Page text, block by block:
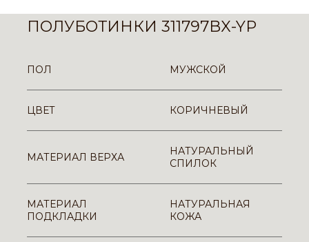
ПОЛУБОТИНКИ 311797BX-YP
ПОЛ МУЖСКОЙ
ЦВЕТ КОРИЧНЕВЫЙ
МАТЕРИАЛ ВЕРХА
НАТУРАЛЬНЫЙ
СПИЛОК
МАТЕРИАЛ
ПОДКЛАДКИ
НАТУРАЛЬНАЯ
КОЖА